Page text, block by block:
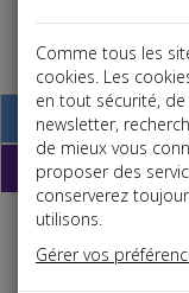
Base documentaire
Dépêches
Liste des
Comme tous les
cookies. Les
en tout sécurité, de
newsletter,
de mieux vous
proposer des
conserverez
utilisons.
Gérer vos